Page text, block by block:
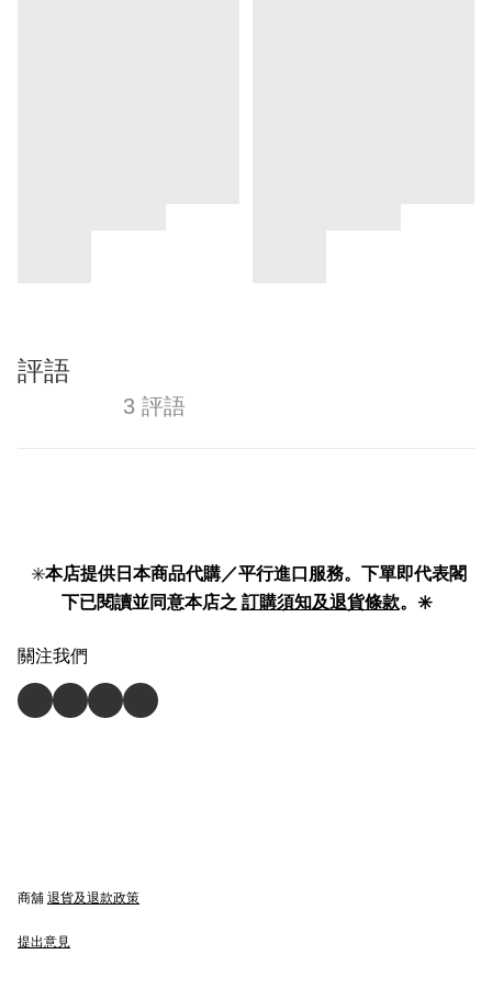
評語
3 評語
✳️本店提供日本商品代購／平行進口服務。下單即代表閣
下已閱讀並同意本店之 訂購須知及退貨條款。✳️
關注我們
商舖 退貨及退款政策
提出意見